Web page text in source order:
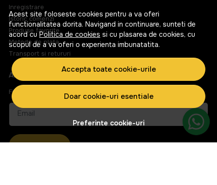
Acest site foloseste cookies pentru a va oferi
functionalitatea dorita. Navigand in continuare, sunteti de
acord cuPolitica de cookies si cu plasarea de cookies, cu
scopul de a va oferi o experienta imbunatatita.
Accepta toate cookie-urile
Doar cookie-uri esentiale
Preferinte cookie-uri
Inregistrare
Istoric comenzi
Produse favorite
Metode de plata
Transport si retururi
ABONEAZA-TE LA NEWSLETTER
Fii la curent cu toate promotiile si produsele noi din shop!
Email
Aboneaza-te